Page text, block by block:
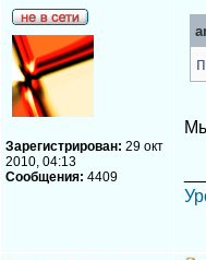
Зарегистрирован: 29 окт
2010, 04:13
Сообщения: 4409